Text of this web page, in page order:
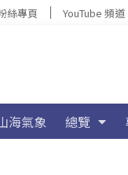
絲專頁 YouTube 頻道
海氣象 總覽